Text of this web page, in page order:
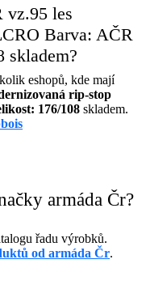
vz.95 les
Barva: AČR
skladem?
eshopů, kde mají
rip-stop
176/108 skladem.
armáda Čr?
řadu výrobků.
od armáda Čr.